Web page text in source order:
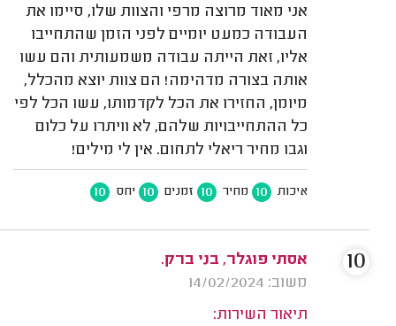
אני מאוד מרוצה מרפי והצוות שלו, סיימו את
העבודה כמעט יומיים לפני הזמן שהתחייבו
אליו, זאת הייתה עבודה משמעותית והם עשו
אותה בצורה מדהימה! הם צוות יוצא מהכלל,
מיומן, החזירו את הכל לקדמותו, עשו הכל לפי
כל ההתחייבויות שלהם, לא וויתרו על כלום
וגבו מחיר ריאלי לתחום. אין לי מילים!
איכות 10 מחיר 10 זמנים 10 יחס 10
אסתי פוגלר, בני ברק.
משוב: 14/02/2024
תיאור השירות:
10